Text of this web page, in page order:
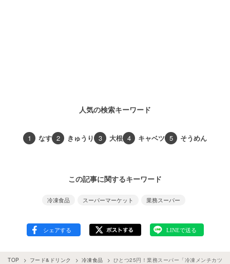
人気の検索キーワード
1 なす 2 きゅうり 3 大根 4 キャベツ 5 そうめん
この記事に関するキーワード
冷凍食品 スーパーマーケット 業務スーパー
TOP フード&ドリンク 冷凍食品 ひとつ25円！業務スーパー「冷凍メンチカツ」